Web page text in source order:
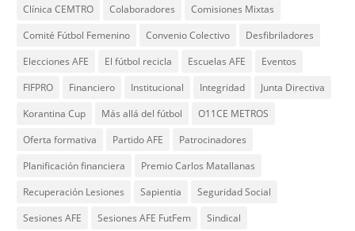
Clínica CEMTRO
Colaboradores
Comisiones Mixtas
Comité Fútbol Femenino
Convenio Colectivo
Desfibriladores
Elecciones AFE
El fútbol recicla Escuelas AFE
Eventos
FIFPRO
Financiero Institucional Integridad
Junta Directiva
Korantina Cup
Más allá del fútbol
O11CE METROS
Oferta formativa
Partido AFE
Patrocinadores
Planificación financiera
Premio Carlos Matallanas
Recuperación Lesiones
Sapientia
Seguridad Social
Sesiones AFE
Sesiones AFE FutFem
Sindical